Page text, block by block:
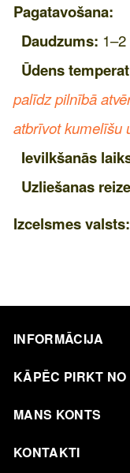
Pagatavošana:
Daudzums:
Ūdens
palīdz pilnībā
atbrīvot kumelīšu
Ievilkšanās
Uzliešanas
Izcelsmes valsts:
INFORMĀCIJA
KĀPĒC PIRKT NO
MANS KONTS
KONTAKTI